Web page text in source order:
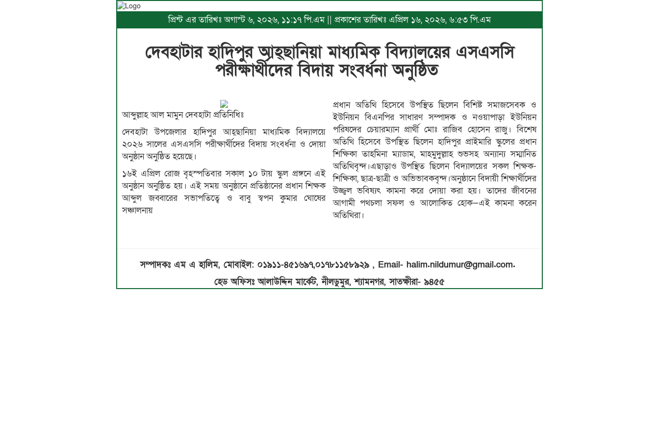
প্রিন্ট এর তারিখঃ অগাস্ট ৬, ২০২৬, ১১:১৭ পি.এম || প্রকাশের তারিখঃ এপ্রিল ১৬, ২০২৬, ৬:৫৩ পি.এম
দেবহাটার হাদিপুর আহ্ছানিয়া মাধ্যমিক বিদ্যালয়ের এসএসসি
পরীক্ষার্থীদের বিদায় সংবর্ধনা অনুষ্ঠিত
আব্দুল্লাহ আল মামুন দেবহাটা প্রতিনিধিঃ
দেবহাটা উপজেলার হাদিপুর আহ্ছানিয়া মাধ্যমিক বিদ্যালয়ে
২০২৬ সালের এসএসসি পরীক্ষার্থীদের বিদায় সংবর্ধনা ও দোয়া
অনুষ্ঠান অনুষ্ঠিত হয়েছে।
১৬ই এপ্রিল রোজ বৃহস্পতিবার সকাল ১০ টায় স্কুল প্রঙ্গনে এই
অনুষ্ঠান অনুষ্ঠিত হয়। এই সময় অনুষ্ঠানে প্রতিষ্ঠানের প্রধান শিক্ষক
আব্দুল জব্বারের সভাপতিত্বে ও বাবু স্বপন কুমার ঘোষের
সঞ্চালনায়
প্রধান অতিথি হিসেবে উপস্থিত ছিলেন বিশিষ্ট সমাজসেবক ও
ইউনিয়ন বিএনপির সাধারণ সম্পাদক ও নওয়াপাড়া ইউনিয়ন
পরিষদের চেয়ারম্যান প্রার্থী মোঃ রাজিব হোসেন রাজু। বিশেষ
অতিথি হিসেবে উপস্থিত ছিলেন হাদিপুর প্রাইমারি স্কুলের প্রধান
শিক্ষিকা তাহমিনা ম্যাডাম, মাহমুদুল্লাহ শুভসহ অন্যান্য সম্মানিত
অতিথিবৃন্দ।এছাড়াও উপস্থিত ছিলেন বিদ্যালয়ের সকল শিক্ষক-
শিক্ষিকা, ছাত্র-ছাত্রী ও অভিভাবকবৃন্দ।অনুষ্ঠানে বিদায়ী শিক্ষার্থীদের
উজ্জ্বল ভবিষ্যৎ কামনা করে দোয়া করা হয়। তাদের জীবনের
আগামী পথচলা সফল ও আলোকিত হোক—এই কামনা করেন
অতিথিরা।
সম্পাদকঃ এম এ হালিম, মোবাইল: ০১৯১১-৪৫১৬৯৭,০১৭৮১১৫৮৯২৯ , Email- halim.nildumur@gmail.com.
হেড অফিসঃ আলাউদ্দিন মার্কেট, নীলডুমুর, শ্যামনগর, সাতক্ষীরা- ৯৪৫৫